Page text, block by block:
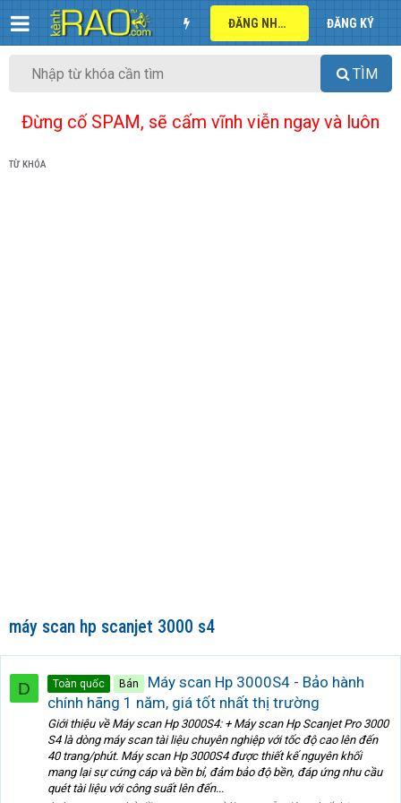
ĐĂNG NHẬP ĐĂNG KÝ
TÌM
Đừng cố SPAM, sẽ cấm vĩnh viễn ngay và luôn
TỪ KHÓA
máy scan hp scanjet 3000 s4
D Toàn quốc Bán
Máy scan Hp 3000S4 - Bảo hành
chính hãng 1 năm, giá tốt nhất thị trường
Giới thiệu về Máy scan Hp 3000S4: + Máy scan Hp Scanjet Pro 3000
S4 là dòng máy scan tài liệu chuyên nghiệp với tốc độ cao lên đến
40 trang/phút. Máy scan Hp 3000S4 được thiết kế nguyên khối
mang lại sự cứng cáp và bền bỉ, đảm bảo độ bền, đáp ứng nhu cầu
quét tài liệu với công suất lên đến...